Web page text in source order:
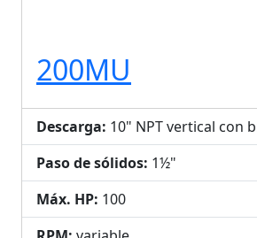
200MU
Descarga: 10" NPT vertical con
Paso de sólidos: 1½"
Máx. HP: 100